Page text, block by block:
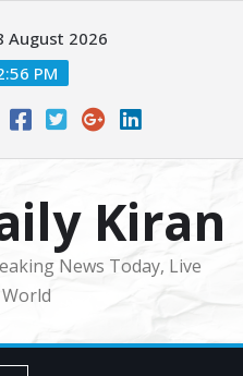
August 2026
PM
Kiran
News Today, Live